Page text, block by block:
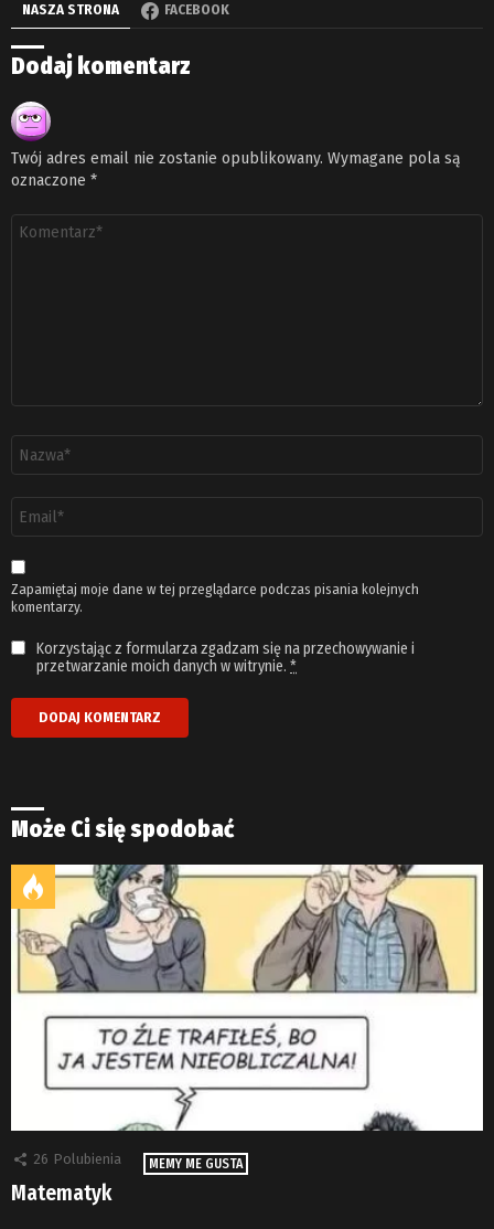
NASZA STRONA FACEBOOK
Dodaj komentarz
Twój adres email nie zostanie opublikowany. Wymagane pola są
oznaczone *
Komentarz
email
*
Zapamiętaj moje dane w tej przeglądarce podczas pisania kolejnych
komentarzy.
Korzystając z formularza zgadzam się na przechowywanie i
przetwarzanie moich danych w witrynie. *
Może Ci się spodobać
26 Polubienia MEMY ME GUSTA
Matematyk